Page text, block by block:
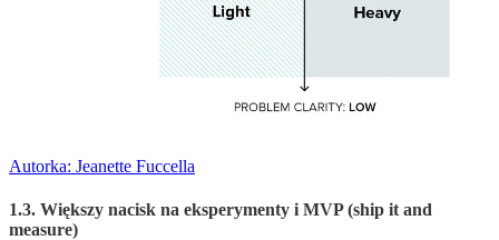
Autorka: Jeanette Fuccella
1.3. Większy nacisk na eksperymenty i MVP (ship it and
measure)